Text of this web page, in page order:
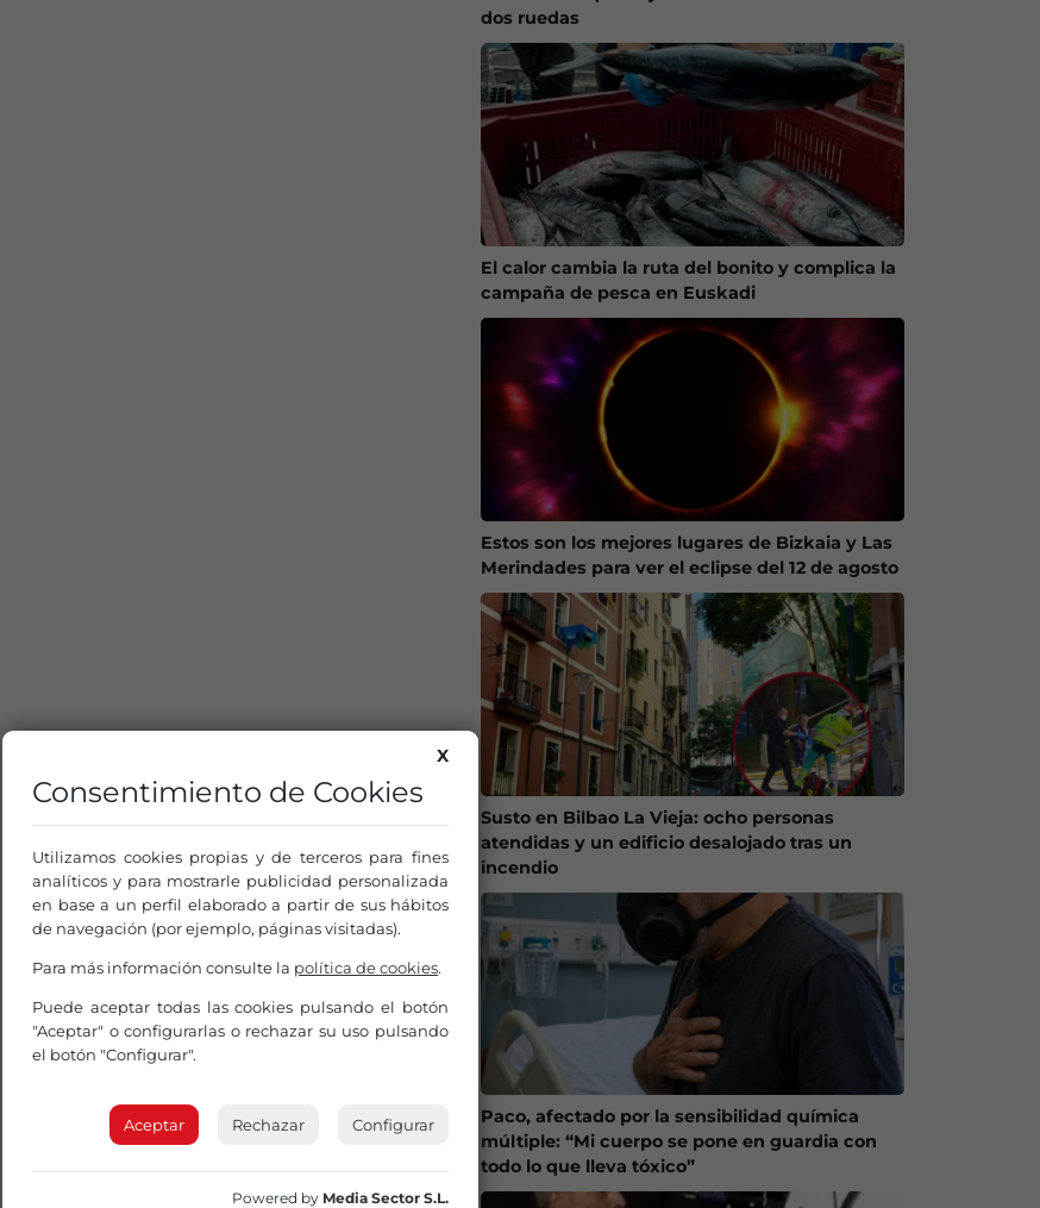
dos ruedas
El calor cambia la ruta del bonito y complica la
campaña de pesca en Euskadi
Estos son los mejores lugares de Bizkaia y Las
Merindades para ver el eclipse del 12 de agosto
Susto en Bilbao La Vieja: ocho personas
atendidas y un edificio desalojado tras un
incendio
Paco, afectado por la sensibilidad química
múltiple: “Mi cuerpo se pone en guardia con
todo lo que lleva tóxico”
X
Consentimiento de Cookies
Utilizamos cookies propias y de terceros para fines
analíticos y para mostrarle publicidad personalizada
en base a un perfil elaborado a partir de sus hábitos
de navegación (por ejemplo, páginas visitadas).
Para más información consulte la política de cookies.
Puede aceptar todas las cookies pulsando el botón
"Aceptar" o configurarlas o rechazar su uso pulsando
el botón "Configurar".
Aceptar Rechazar Configurar
Powered by Media Sector S.L.